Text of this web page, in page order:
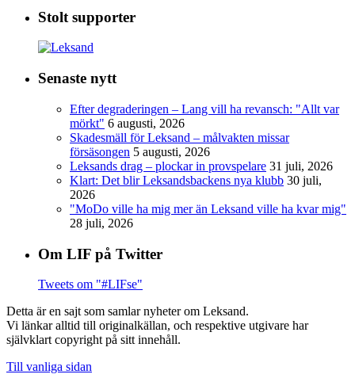
Stolt supporter
Senaste nytt
Efter degraderingen – Lang vill ha revansch: "Allt var
mörkt" 6 augusti, 2026
Skadesmäll för Leksand – målvakten missar
försäsongen 5 augusti, 2026
Leksands drag – plockar in provspelare 31 juli, 2026
Klart: Det blir Leksandsbackens nya klubb 30 juli,
2026
"MoDo ville ha mig mer än Leksand ville ha kvar mig"
28 juli, 2026
Om LIF på Twitter
Tweets om "#LIFse"
Detta är en sajt som samlar nyheter om Leksand.
Vi länkar alltid till originalkällan, och respektive utgivare har
självklart copyright på sitt innehåll.
Till vanliga sidan